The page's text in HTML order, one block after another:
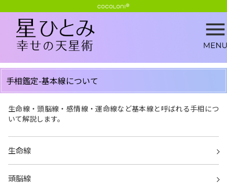
手相鑑定-基本線について
生命線・頭脳線・感情線・運命線など基本線と呼ばれる手相につ
いて解説します。
生命線
頭脳線